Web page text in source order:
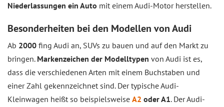
Niederlassungen ein Auto mit einem Audi-Motor herstellen.
Besonderheiten bei den Modellen von Audi
Ab 2000 fing Audi an, SUVs zu bauen und auf den Markt zu
bringen. Markenzeichen der Modelltypen von Audi ist es,
dass die verschiedenen Arten mit einem Buchstaben und
einer Zahl gekennzeichnet sind. Der typische Audi-
Kleinwagen heißt so beispielsweise A2 oder A1. Der Audi-